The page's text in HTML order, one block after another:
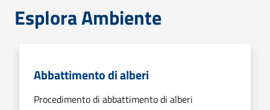
Esplora Ambiente
Abbattimento di alberi
Procedimento di abbattimento di alberi